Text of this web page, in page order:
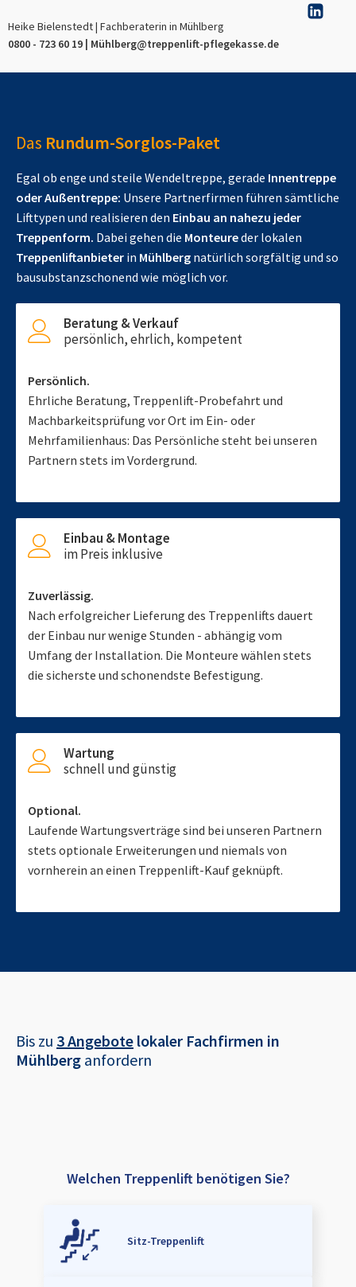
Heike Bielenstedt | Fachberaterin in Mühlberg
0800 - 723 60 19 | Mühlberg@treppenlift-pflegekasse.de
Das Rundum-Sorglos-Paket
Egal ob enge und steile Wendeltreppe, gerade Innentreppe
oder Außentreppe: Unsere Partnerfirmen führen sämtliche
Lifttypen und realisieren den Einbau an nahezu jeder
Treppenform. Dabei gehen die Monteureder lokalen
Treppenliftanbieter in Mühlberg natürlich sorgfältig und so
bausubstanzschonend wie möglich vor.
Beratung & Verkauf
persönlich, ehrlich, kompetent
Persönlich.
Ehrliche Beratung, Treppenlift-Probefahrt und
Machbarkeitsprüfung vor Ort im Ein- oder
Mehrfamilienhaus: Das Persönliche steht bei unseren
Partnern stets im Vordergrund.
Einbau & Montage
im Preis inklusive
Zuverlässig.
Nach erfolgreicher Lieferung des Treppenlifts dauert
der Einbau nur wenige Stunden - abhängig vom
Umfang der Installation. Die Monteure wählen stets
die sicherste und schonendste Befestigung.
Wartung
schnell und günstig
Optional.
Laufende Wartungsverträge sind bei unseren Partnern
stets optionale Erweiterungen und niemals von
vornherein an einen Treppenlift-Kauf geknüpft.
Bis zu 3 Angebote lokaler Fachfirmen in
Mühlberg anfordern
Welchen Treppenlift benötigen Sie?
Sitz-Treppenlift